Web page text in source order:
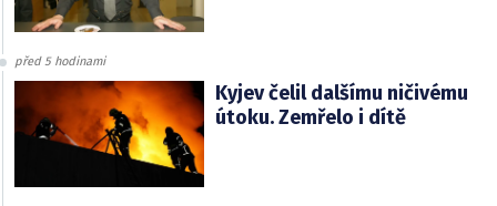
před 5 hodinami
Kyjev čelil dalšímu ničivému
útoku. Zemřelo i dítě